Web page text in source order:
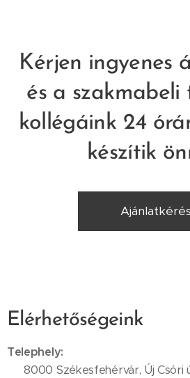
Kérjen ingyenes
és a
kollégáink 24
készítik
Ajánlatkérés
Elérhetőségeink
Telephely:
📍 8000 Székesfehérvár, Új Csóri